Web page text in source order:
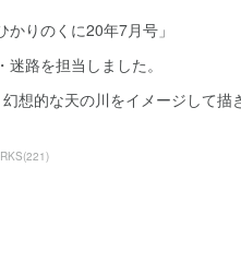
かりのくに20年7月号」
路を担当しました。
想的な天の川をイメージして描
(221)